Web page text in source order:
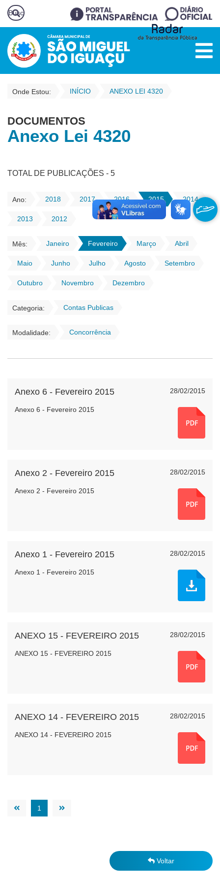
Onde Estou: INÍCIO ANEXO LEI 4320
DOCUMENTOS
Anexo Lei 4320
TOTAL DE PUBLICAÇÕES - 5
Ano: 2018 2017 2016 2015 2014
2013 2012
Mês: Janeiro Fevereiro Março Abril
Maio Junho Julho Agosto Setembro
Outubro Novembro Dezembro
Categoria: Contas Publicas
Modalidade: Concorrência
28/02/2015
Anexo 6 - Fevereiro 2015
Anexo 6 - Fevereiro 2015
28/02/2015
Anexo 2 - Fevereiro 2015
Anexo 2 - Fevereiro 2015
28/02/2015
Anexo 1 - Fevereiro 2015
Anexo 1 - Fevereiro 2015
28/02/2015
ANEXO 15 - FEVEREIRO 2015
ANEXO 15 - FEVEREIRO 2015
28/02/2015
ANEXO 14 - FEVEREIRO 2015
ANEXO 14 - FEVEREIRO 2015
1
Voltar